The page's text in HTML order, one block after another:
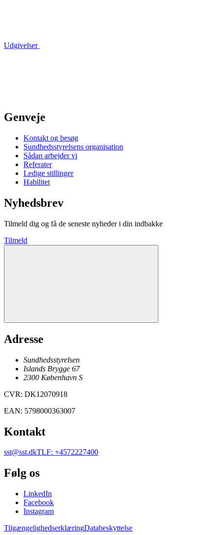
Udgivelser
Genveje
Kontakt og besøg
Sundhedsstyrelsens organisation
Sådan arbejder vi
Referater
Ledige stillinger
Habilitet
Nyhedsbrev
Tilmeld dig og få de seneste nyheder i din indbakke
Tilmeld
Adresse
Sundhedsstyrelsen
Islands Brygge 67
2300 København S
CVR: DK12070918
EAN: 5798000363007
Kontakt
sst@sst.dkTLF: +4572227400
Følg os
LinkedIn
Facebook
Instagram
TilgængelighedserklæringDatabeskyttelse